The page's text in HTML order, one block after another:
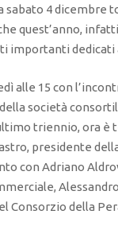
sabato 4 dicembre
quest’anno,
importanti dedicati
alle 15 con
società
triennio, ora è
presidente
con Adriano
Consorzio della